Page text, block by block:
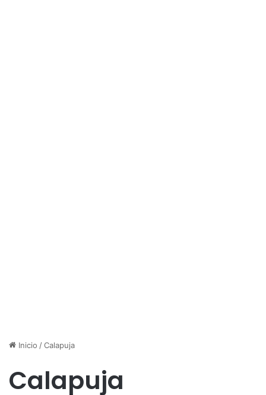
Inicio /Calapuja
Calapuja